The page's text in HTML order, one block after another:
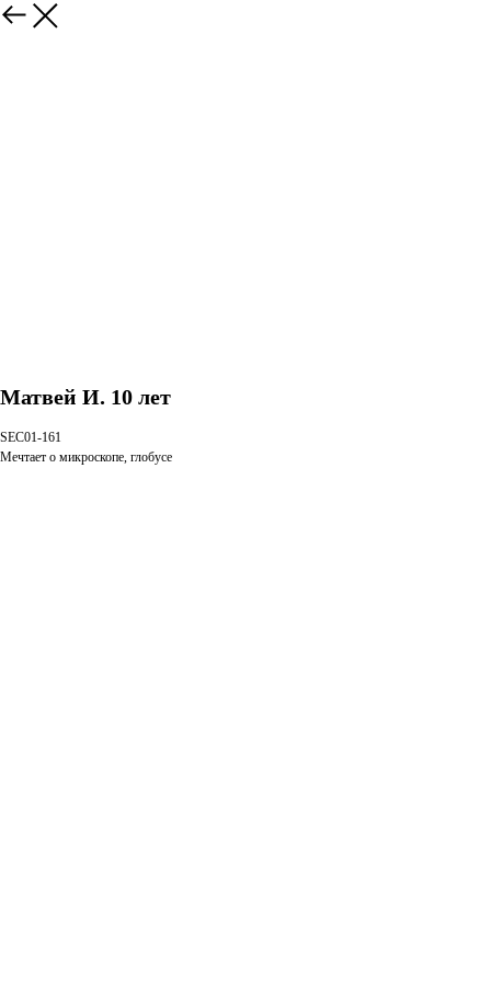
Матвей И. 10 лет
SEC01-161
Мечтает о микроскопе, глобусе